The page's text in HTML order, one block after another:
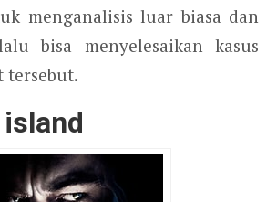
menganalisis luar biasa dan
bisa menyelesaikan kasus
tersebut.